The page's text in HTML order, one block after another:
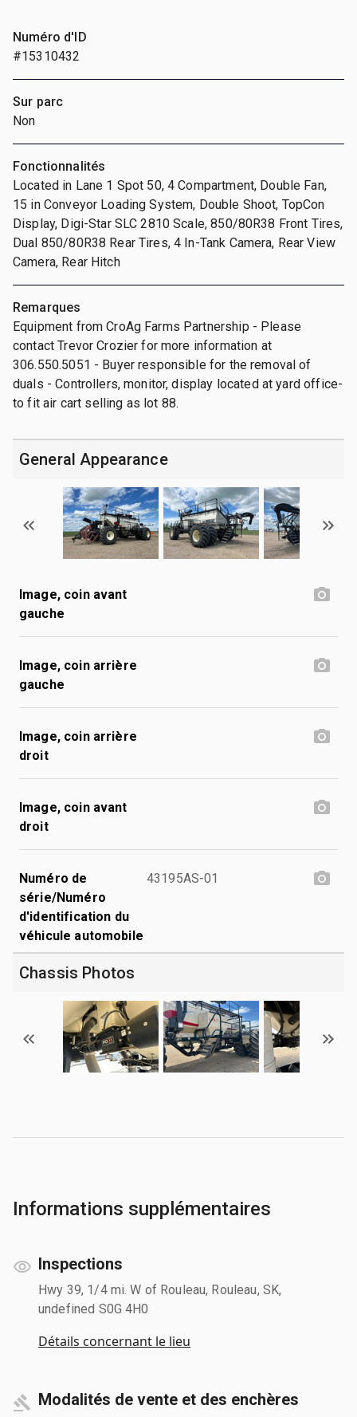
Numéro d'ID
#15310432
Sur parc
Non
Fonctionnalités
Located in Lane 1 Spot 50, 4 Compartment, Double Fan,
15 in Conveyor Loading System, Double Shoot, TopCon
Display, Digi-Star SLC 2810 Scale, 850/80R38 Front Tires,
Dual 850/80R38 Rear Tires, 4 In-Tank Camera, Rear View
Camera, Rear Hitch
Remarques
Equipment from CroAg Farms Partnership - Please
contact Trevor Crozier for more information at
306.550.5051 - Buyer responsible for the removal of
duals - Controllers, monitor, display located at yard office-
to fit air cart selling as lot 88.
General Appearance
Image, coin avant
gauche
Image, coin arrière
gauche
Image, coin arrière
droit
Image, coin avant
droit
Numéro de
série/Numéro
d'identification du
véhicule automobile
43195AS-01
Chassis Photos
Informations supplémentaires
Inspections
Hwy 39, 1/4 mi. W of Rouleau, Rouleau, SK,
undefined S0G 4H0
Détails concernant le lieu
Modalités de vente et des enchères